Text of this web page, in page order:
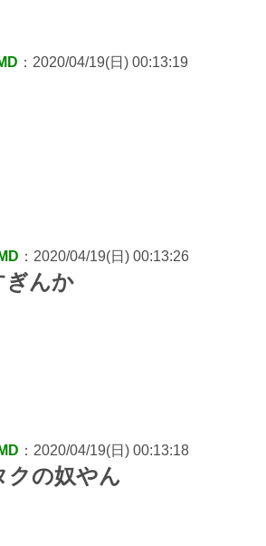
：2020/04/19(日) 00:13:19
：2020/04/19(日) 00:13:26
ぎんか
：2020/04/19(日) 00:13:18
クの奴やん